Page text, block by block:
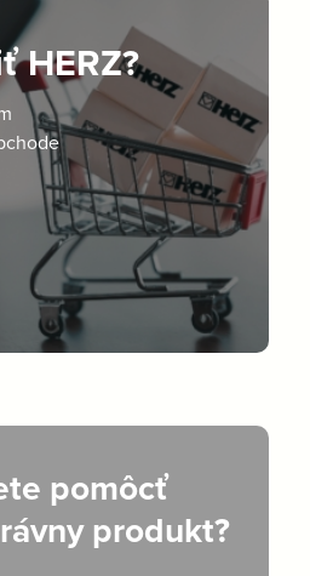
HERZ?
pomôcť
produkt?